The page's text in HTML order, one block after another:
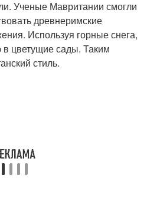
Ученые Мавритании смогли
древнеримские
Используя горные снега,
цветущие сады. Таким
стиль.